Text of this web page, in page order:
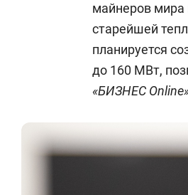
майнеров
старейшей
планируется
до 160 МВт,
«БИЗНЕС